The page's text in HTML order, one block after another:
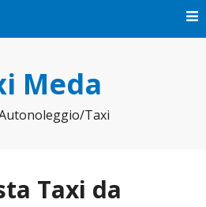
Meda
Taxi
Taxi da